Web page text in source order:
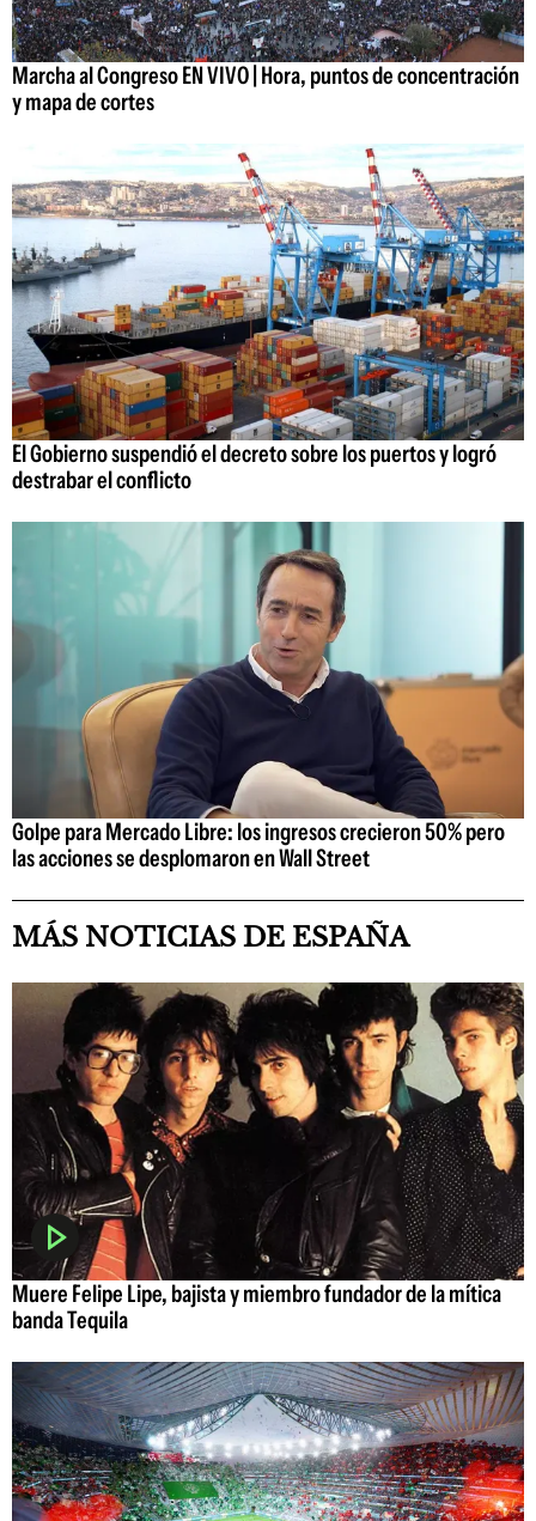
Marcha al Congreso EN VIVO | Hora, puntos de concentración
y mapa de cortes
El Gobierno suspendió el decreto sobre los puertos y logró
destrabar el conflicto
Golpe para Mercado Libre: los ingresos crecieron 50% pero
las acciones se desplomaron en Wall Street
MÁS NOTICIAS DE ESPAÑA
Muere Felipe Lipe, bajista y miembro fundador de la mítica
banda Tequila